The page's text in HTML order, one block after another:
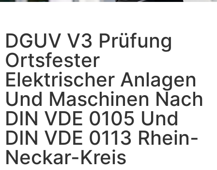
DGUV V3 Prüfung
Ortsfester
Elektrischer Anlagen
Und Maschinen Nach
DIN VDE 0105 Und
DIN VDE 0113 Rhein-
Neckar-Kreis